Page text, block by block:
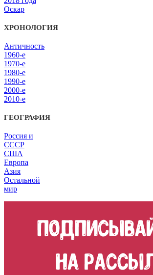
Оскар
ХРОНОЛОГИЯ
Античность
1960-е
1970-е
1980-е
1990-е
2000-е
2010-е
ГЕОГРАФИЯ
Россия и
СССР
США
Европа
Азия
Остальной
мир